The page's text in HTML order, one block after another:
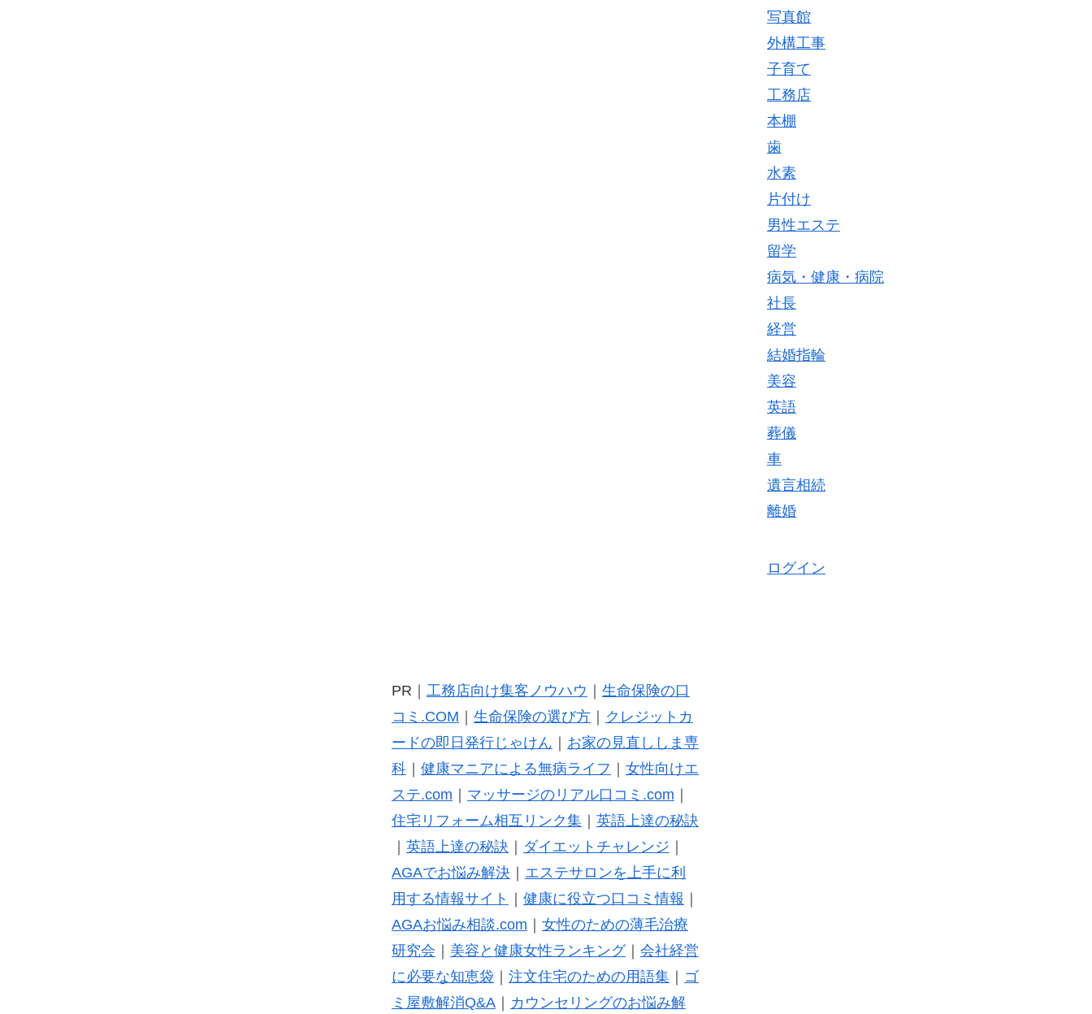
写真館
外構工事
子育て
工務店
本棚
歯
水素
片付け
男性エステ
留学
病気・健康・病院
社長
経営
結婚指輪
美容
英語
葬儀
車
遺言相続
離婚
ログイン
PR｜ 工務店向け集客ノウハウ
生命保険の口
コミ.COM
生命保険の選び方｜
クレジットカ
ードの即日発行じゃけん
お家の見直ししま専
科｜ 健康マニアによる無病ライフ
女性向けエ
ステ.com
マッサージのリアル口コミ.com
住宅リフォーム相互リンク集｜ 英語上達の秘訣
英語上達の秘訣 ダイエットチャレンジ
AGAでお悩み解決｜ エステサロンを上手に利
用する情報サイト
健康に役立つ口コミ情報
AGAお悩み相談.com
女性のための薄毛治療
研究会
美容と健康女性ランキング｜ 会社経営
に必要な知恵袋
注文住宅のための用語集｜
ゴ
ミ屋敷解消Q&A｜ カウンセリングのお悩み解